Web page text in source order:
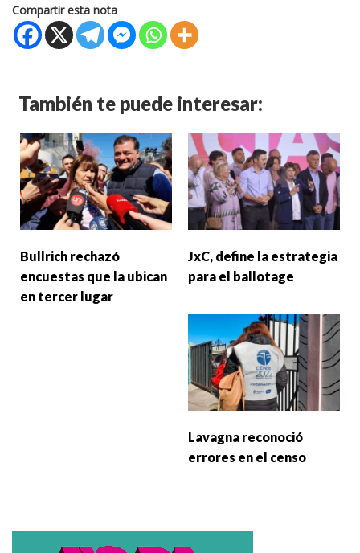
Compartir esta nota
También te puede interesar:
Bullrich rechazó
encuestas que la ubican
en tercer lugar
JxC, define la estrategia
para el ballotage
Lavagna reconoció
errores en el censo